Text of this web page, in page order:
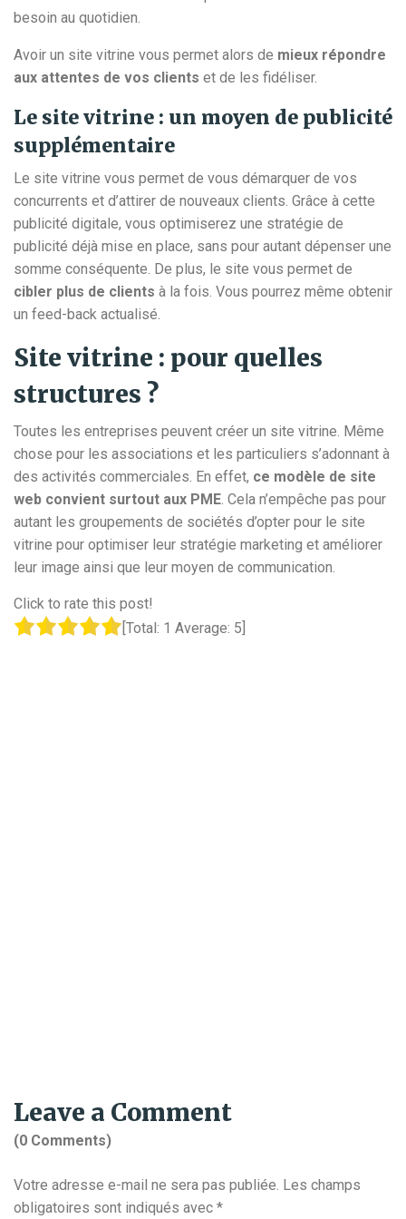
besoin au quotidien.
Avoir un site vitrine vous permet alors de mieux répondre
aux attentes de vos clients et de les fidéliser.
Le site vitrine : un moyen de publicité
supplémentaire
Le site vitrine vous permet de vous démarquer de vos
concurrents et d’attirer de nouveaux clients. Grâce à cette
publicité digitale, vous optimiserez une stratégie de
publicité déjà mise en place, sans pour autant dépenser une
somme conséquente. De plus, le site vous permet de
cibler plus de clients à la fois. Vous pourrez même obtenir
un feed-back actualisé.
Site vitrine : pour quelles
structures ?
Toutes les entreprises peuvent créer un site vitrine. Même
chose pour les associations et les particuliers s’adonnant à
des activités commerciales. En effet, ce modèle de site
web convient surtout aux PME . Cela n’empêche pas pour
autant les groupements de sociétés d’opter pour le site
vitrine pour optimiser leur stratégie marketing et améliorer
leur image ainsi que leur moyen de communication.
Click to rate this post!
[Total: 1 Average: 5
Leave a Comment
(0 Comments)
Votre adresse e-mail ne sera pas publiée. Les champs
obligatoires sont indiqués avec *